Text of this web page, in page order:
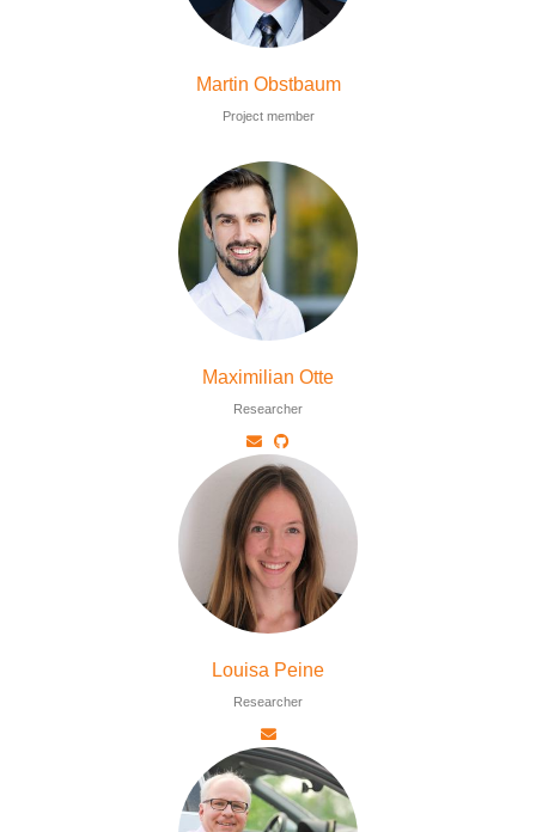
Martin Obstbaum
Project member
Maximilian Otte
Researcher
Louisa Peine
Researcher